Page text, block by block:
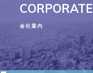
CORPORATE
会社案内